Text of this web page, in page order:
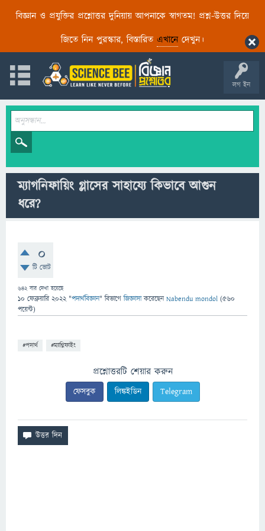
বিজ্ঞান ও প্রযুক্তির প্রশ্নোত্তর দুনিয়ায় আপনাকে স্বাগতম! প্রশ্ন-উত্তর দিয়ে
জিতে নিন পুরস্কার, বিস্তারিত এখানেদেখুন।
লগ ইন
ম্যাগনিফায়িং গ্লাসের সাহায্যে কিভাবে আগুন
ধরে?
0
টি ভোট
642বার দেখা হয়েছে
10 ফেব্রুয়ারি 2022 "পদার্থবিজ্ঞান" বিভাগে জিজ্ঞাসাকরেছেনNabendu mondol (560
পয়েন্ট)
#পদার্থ #ম্যাগ্নিফাইং
প্রশ্নোত্তরটি শেয়ার করুন
ফেসবুক লিঙ্কইডিন Telegram